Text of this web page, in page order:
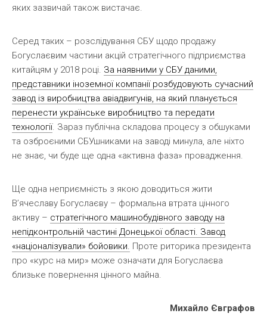
яких зазвичай також вистачає.
Серед таких – розслідування СБУ щодо продажу
Богуслаєвим частини акцій стратегічного підприємства
китайцям у 2018 році. За наявними у СБУ даними,
представники іноземної компанії розбудовують сучасний
завод із виробництва авіадвигунів, на який планується
перенести українське виробництво та передати
технології. Зараз публічна складова процесу з обшуками
та озброєними СБУшниками на заводі минула, але ніхто
не знає, чи буде ще одна «активна фаза» провадження.
Ще одна неприємність з якою доводиться жити
В’ячеславу Богуслаєву – формальна втрата цінного
активу – стратегічного машинобудівного заводу на
непідконтрольній частині Донецької області. Завод
«націоналізували» бойовики. Проте риторика президента
про «курс на мир» може означати для Богуслаєва
близьке повернення цінного майна.
Михайло Євграфов